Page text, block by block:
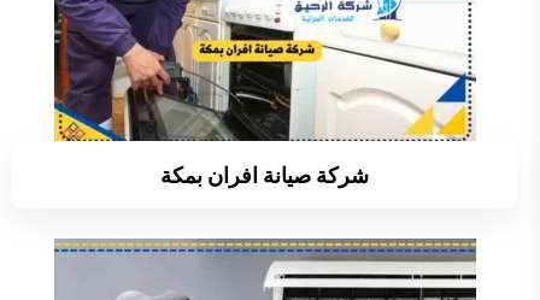
شركة صيانة افران بمكة